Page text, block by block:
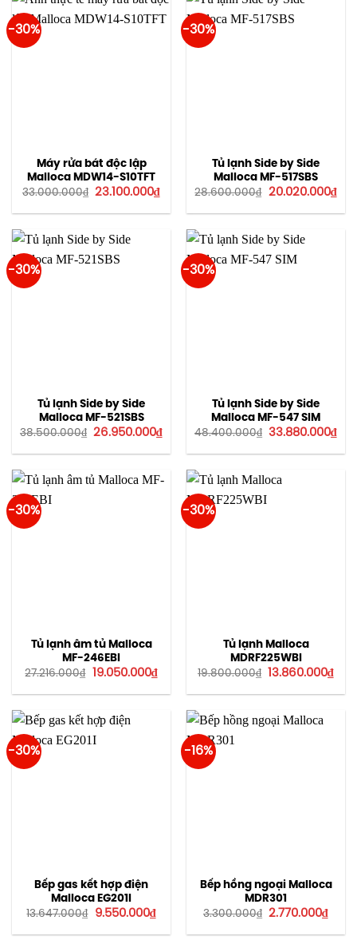
-30%
Máy rửa bát độc lập
Malloca MDW14-S10TFT
33.000.000₫
Giá
là:
23.100.000₫Giá
tại
23.100.000₫.
-30%
Tủ lạnh Side by Side
Malloca MF-517SBS
28.600.000₫
Giá
là:
20.020.000₫Giá
tại
-30%
Tủ lạnh Side by Side
Malloca MF-521SBS
38.500.000₫
Giá
là:
26.950.000₫Giá
tại
26.950.000₫.
-30%
Tủ lạnh Side by Side
Malloca MF-547 SIM
48.400.000₫ Giá
là:
33.880.000₫Giá
tại
-30%
Tủ lạnh âm tủ Malloca
MF-246EBI
27.216.000₫
Giá
là:
19.050.000₫Giá
tại
19.050.000₫.
-30%
Tủ lạnh Malloca
MDRF225WBI
19.800.000₫ Giá
là:
13.860.000₫Giá
tại
-30%
Bếp gas kết hợp điện
Malloca EG201I
13.647.000₫
Giá
là:
9.550.000₫Giá
tại
-16%
Bếp hồng ngoại Malloca
MDR301
3.300.000₫
Giá
là:
2.770.000₫Giá
tại